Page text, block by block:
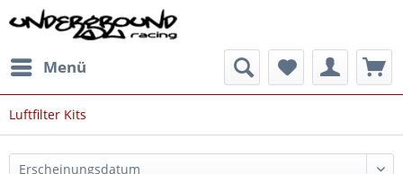
Menü
Luftfilter Kits